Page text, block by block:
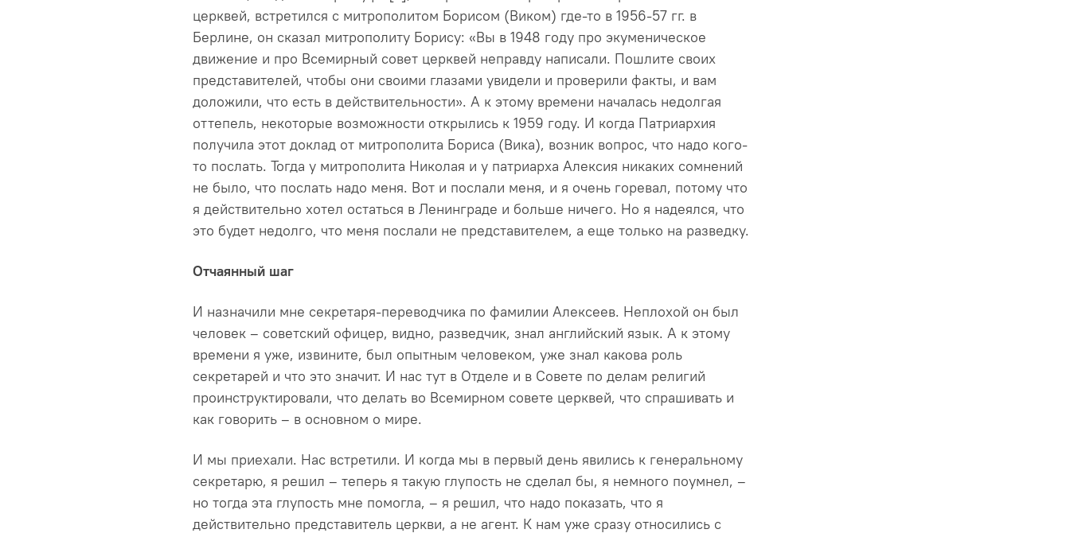
церквей, встретился с митрополитом Борисом (Виком) где-то в 1956-57 гг. в
Берлине, он сказал митрополиту Борису: «Вы в 1948 году про экуменическое
движение и про Всемирный совет церквей неправду написали. Пошлите своих
представителей, чтобы они своими глазами увидели и проверили факты, и вам
доложили, что есть в действительности». А к этому времени началась недолгая
оттепель, некоторые возможности открылись к 1959 году. И когда Патриархия
получила этот доклад от митрополита Бориса (Вика), возник вопрос, что надо кого-
то послать. Тогда у митрополита Николая и у патриарха Алексия никаких сомнений
не было, что послать надо меня. Вот и послали меня, и я очень горевал, потому что
я действительно хотел остаться в Ленинграде и больше ничего. Но я надеялся, что
это будет недолго, что меня послали не представителем, а еще только на разведку.
Отчаянный шаг
И назначили мне секретаря-переводчика по фамилии Алексеев. Неплохой он был
человек – советский офицер, видно, разведчик, знал английский язык. А к этому
времени я уже, извините, был опытным человеком, уже знал какова роль
секретарей и что это значит. И нас тут в Отделе и в Совете по делам религий
проинструктировали, что делать во Всемирном совете церквей, что спрашивать и
как говорить – в основном о мире.
И мы приехали. Нас встретили. И когда мы в первый день явились к генеральному
секретарю, я решил – теперь я такую глупость не сделал бы, я немного поумнел, –
но тогда эта глупость мне помогла, – я решил, что надо показать, что я
действительно представитель церкви, а не агент. К нам уже сразу относились с